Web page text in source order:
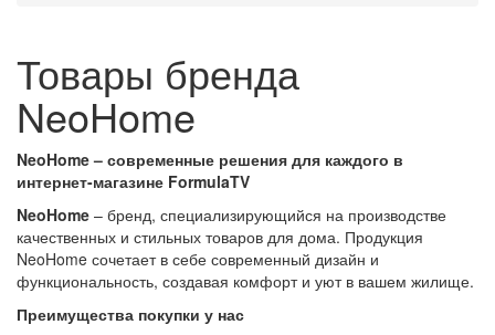
Товары бренда
NeoHome
NeoHome – современные решения для каждого в
интернет-магазине FormulaTV
NeoHome – бренд, специализирующийся на производстве
качественных и стильных товаров для дома. Продукция
NeoHome сочетает в себе современный дизайн и
функциональность, создавая комфорт и уют в вашем жилище.
Преимущества покупки у нас